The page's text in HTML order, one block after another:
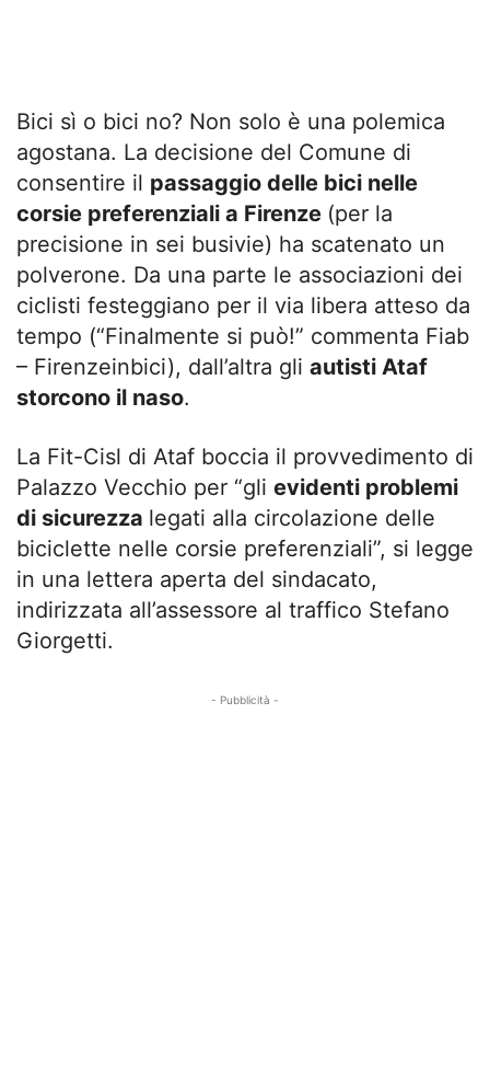
Bici sì o bici no? Non solo è una polemica
agostana. La decisione del Comune di
consentire il passaggio delle bici nelle
corsie preferenziali a Firenze (per la
precisione in sei busivie) ha scatenato un
polverone. Da una parte le associazioni dei
ciclisti festeggiano per il via libera atteso da
tempo (“Finalmente si può!” commenta Fiab
– Firenzeinbici), dall’altra gli autisti Ataf
storcono il naso.
La Fit-Cisl di Ataf boccia il provvedimento di
Palazzo Vecchio per “gli evidenti problemi
di sicurezza legati alla circolazione delle
biciclette nelle corsie preferenziali”, si legge
in una lettera aperta del sindacato,
indirizzata all’assessore al traffico Stefano
Giorgetti.
- Pubblicità -